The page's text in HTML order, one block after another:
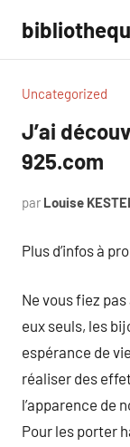
contenu
Uncategorized
J’ai
925.com
par Louise
Plus d’infos à
Ne vous fiez
eux seuls, les
espérance de
réaliser des
l’apparence de
Pour les porter